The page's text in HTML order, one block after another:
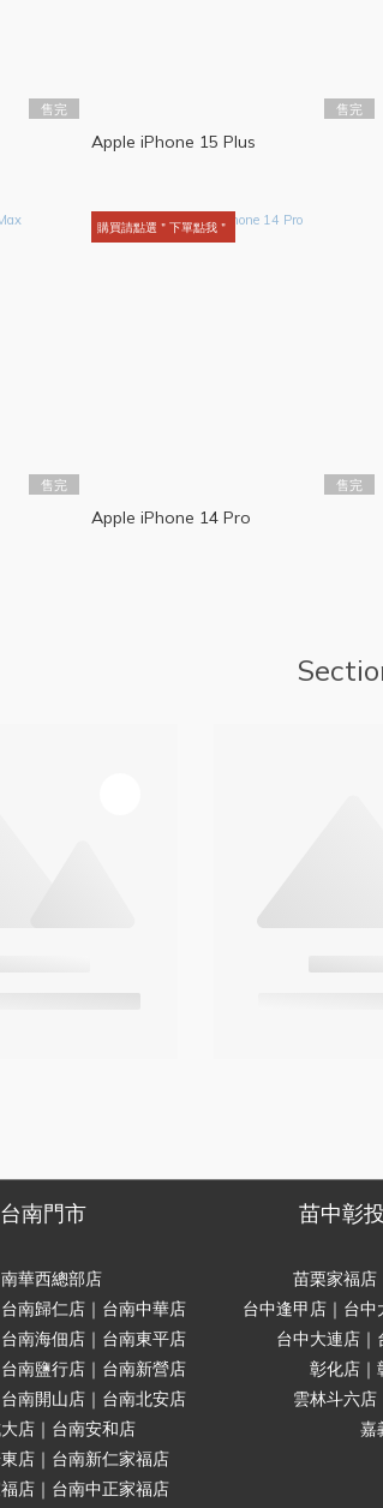
售完 售完
Apple iPhone 15 Plus
售完
購買請點選＂下單點我＂
售完
Apple iPhone 14 Pro
台南門市
華西總部店
南歸仁店｜台南中華店
南海佃店｜台南東平店
南鹽行店｜台南新營店
南開山店｜台南北安店
店｜台南安和店
店｜台南新仁家福店
店｜台南中正家福店
苗中彰
苗栗家福店
台中逢甲店｜台
台中大連店｜
彰化店｜
雲林斗六店
嘉